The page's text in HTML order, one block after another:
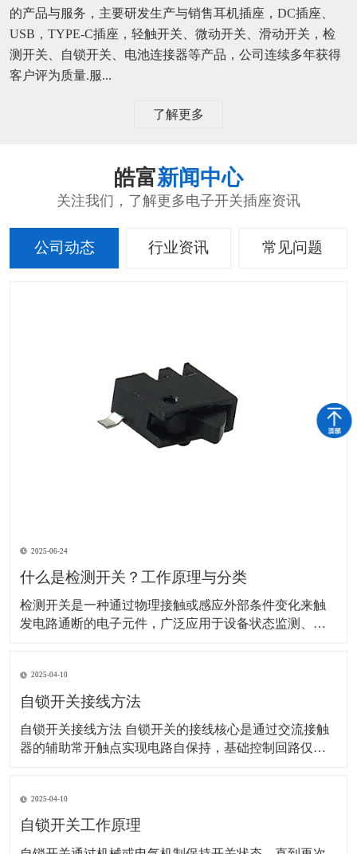
的产品与服务，主要研发生产与销售耳机插座，DC插座、
USB，TYPE-C插座，轻触开关、微动开关、滑动开关，检
测开关、自锁开关、电池连接器等产品，公司连续多年获得
客户评为质量.服...
了解更多
皓富新闻中心
关注我们，了解更多电子开关插座资讯
公司动态 行业资讯 常见问题
2025-06-24
什么是检测开关？工作原理与分类
检测开关是一种通过物理接触或感应外部条件变化来触
发电路通断的电子元件，广泛应用于设备状态监测、安
内部电路状态： 机械式：外力（如按压、位移）使内部
弹片或触点变形，直接连通或断开电路。 示
2025-04-10
自锁开关接线方法
自锁开关接线方法 自锁开关的接线核心是通过交流接触
器的辅助常开触点实现电路自保持，基础控制回路仅需6
触器线圈的A1端子，火线（L）经熔断器后接入热继电器
常闭触点（95），再连接至停
2025-04-10
自锁开关工作原理